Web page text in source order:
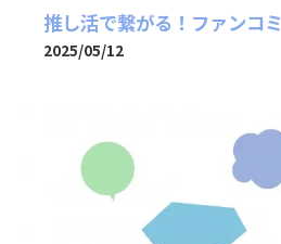
推し活で繋がる！ファンコ
2025/05/12